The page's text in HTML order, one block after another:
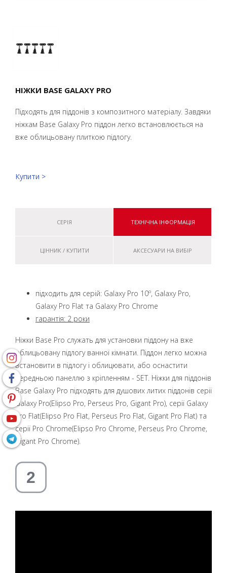
НІЖКИ BASE GALAXY PRO
Підходять для піддонів з композитного матеріалу. Завдяки
ніжкам Base Galaxy Pro піддон легко встановлюється на
вже облицьовану плиткою підлогу.
Купити >
СЕРІЯ ТЕХНІЧНА ІНФОРМАЦІЯ
ЦІННИК / КУПИТИ АКСЕСУАРИ НА ВИБІР
підходить для серій: Galaxy Pro 10º, Galaxy Pro,
Galaxy Pro Flat та Galaxy Pro Chrome
гарантія: 2 роки
Ніжки Base Pro служать для установки піддону на вже
облицьовану підлогу ванної кімнати. Піддон легко можна
встановити в підлогу і облицювати, або оснастити
передньою панеллю з кріпленням - SET. Ніжки для піддонів
Base Galaxy Pro підходять для душових литих піддонів серії
Galaxy Pro(Elipso Pro, Perseus Pro, Gigant Pro), серії Galaxy
Pro Flat(Elipso Pro Flat, Perseus Pro Flat, Gigant Pro Flat) та
серії Pro Chrome(Elipso Pro Chrome, Perseus Pro Chrome,
Gigant Pro Chrome).